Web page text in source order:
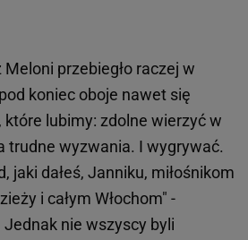
przebiegło raczej w
koniec oboje nawet się
które lubimy: zdolne wierzyć w
trudne wyzwania. I wygrywać.
jaki dałeś, Janniku, miłośnikom
i całym Włochom" -
Jednak nie wszyscy byli